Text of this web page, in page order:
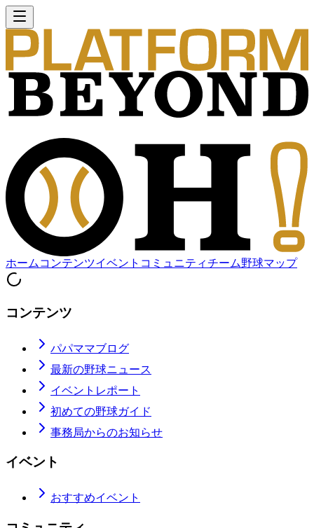
ホーム コンテンツイベント コミュニティチーム野球マップ
コンテンツ
パパママブログ
最新の野球ニュース
イベントレポート
初めての野球ガイド
事務局からのお知らせ
イベント
おすすめイベント